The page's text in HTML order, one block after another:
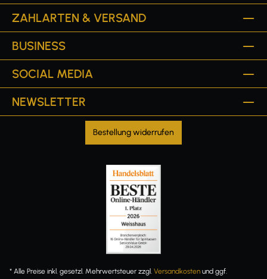
ZAHLARTEN & VERSAND
BUSINESS
SOCIAL MEDIA
NEWSLETTER
Bestellung widerrufen
* Alle Preise inkl. gesetzl. Mehrwertsteuer zzgl. Versandkosten und ggf.